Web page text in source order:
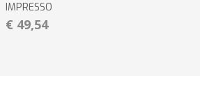
IMPRESSO
€ 49,54